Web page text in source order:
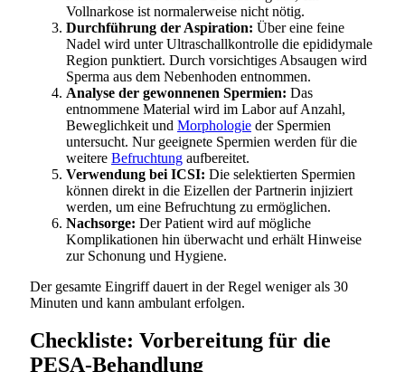
Vollnarkose ist normalerweise nicht nötig.
Durchführung der Aspiration: Über eine feine
Nadel wird unter Ultraschallkontrolle die epididymale
Region punktiert. Durch vorsichtiges Absaugen wird
Sperma aus dem Nebenhoden entnommen.
Analyse der gewonnenen Spermien: Das
entnommene Material wird im Labor auf Anzahl,
Beweglichkeit und Morphologie der Spermien
untersucht. Nur geeignete Spermien werden für die
weitere Befruchtung aufbereitet.
Verwendung bei ICSI: Die selektierten Spermien
können direkt in die Eizellen der Partnerin injiziert
werden, um eine Befruchtung zu ermöglichen.
Nachsorge: Der Patient wird auf mögliche
Komplikationen hin überwacht und erhält Hinweise
zur Schonung und Hygiene.
Der gesamte Eingriff dauert in der Regel weniger als 30
Minuten und kann ambulant erfolgen.
Checkliste: Vorbereitung für die
PESA-Behandlung